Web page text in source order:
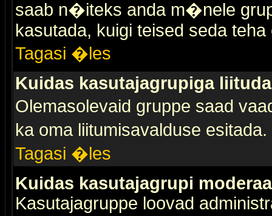
saab n�iteks anda m�nele
kasutada, kuigi teised seda teha
Tagasi �les
Kuidas kasutajagrupiga
Olemasolevaid gruppe saad
ka oma liitumisavalduse
Tagasi �les
Kuidas kasutajagrupi
Kasutajagruppe loovad